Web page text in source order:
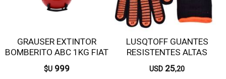
GRAUSER EXTINTOR
BOMBERITO ABC 1KG FIAT
R
$U 999
LUSQTOFF GUANTES
RESISTENTES ALTAS
TEMPERATURAS GRCL800-
10
USD 25,20